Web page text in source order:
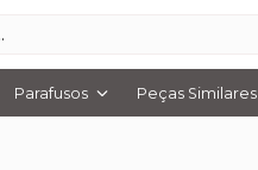
Parafusos Peças Similares